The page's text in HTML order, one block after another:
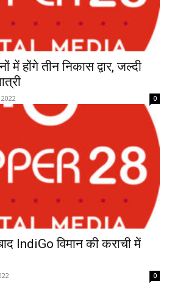
में होंगे तीन निकास द्वार, जल्दी
0
IndiGo विमान की कराची में
0